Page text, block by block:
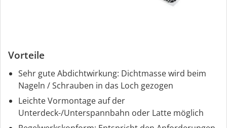
Vorteile
Sehr gute Abdichtwirkung: Dichtmasse wird beim
Nageln / Schrauben in das Loch gezogen
Leichte Vormontage auf der
Unterdeck-/Unterspannbahn oder Latte möglich